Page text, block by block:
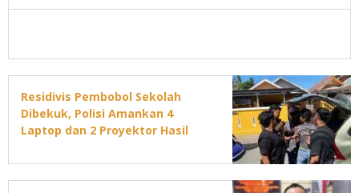
Residivis Pembobol Sekolah
Dibekuk, Polisi Amankan 4
Laptop dan 2 Proyektor Hasil